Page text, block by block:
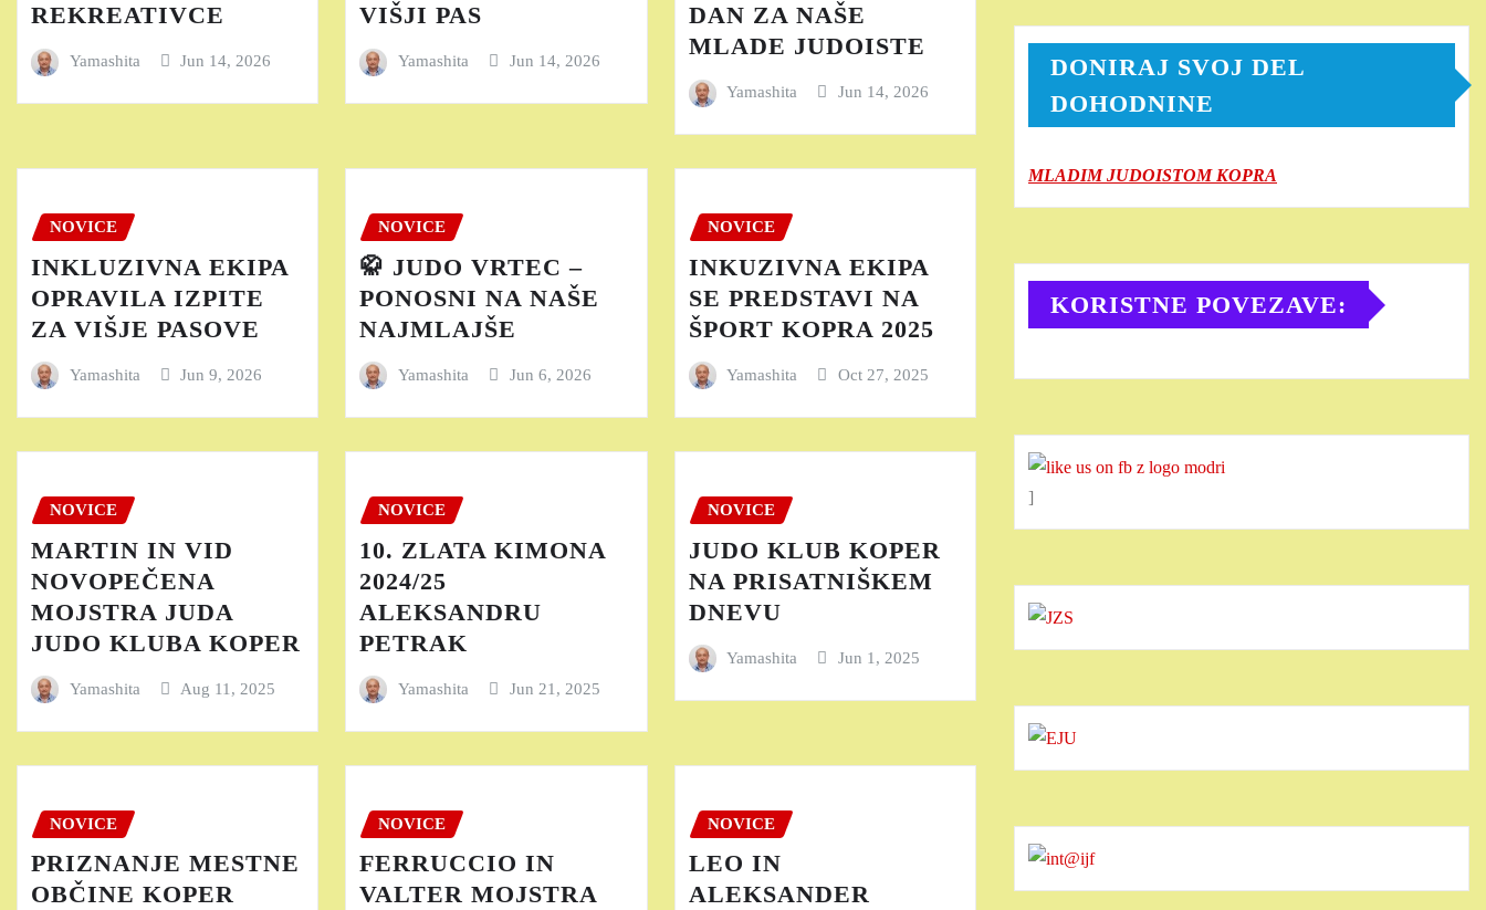
REKREATIVCE
Yamashita Jun 14, 2026
VIŠJI PAS
Yamashita Jun 14, 2026
DAN ZA NAŠE
MLADE JUDOISTE
Yamashita Jun 14, 2026
NOVICE
INKLUZIVNA EKIPA
OPRAVILA IZPITE
ZA VIŠJE PASOVE
Yamashita Jun 9, 2026
NOVICE
🥋 JUDO VRTEC –
PONOSNI NA NAŠE
NAJMLAJŠE
Yamashita Jun 6, 2026
NOVICE
INKUZIVNA EKIPA
SE PREDSTAVI NA
ŠPORT KOPRA 2025
Yamashita Oct 27, 2025
NOVICE
MARTIN IN VID
NOVOPEČENA
MOJSTRA JUDA
JUDO KLUBA KOPER
Yamashita Aug 11, 2025
NOVICE
10. ZLATA KIMONA
2024/25
ALEKSANDRU
PETRAK
Yamashita Jun 21, 2025
NOVICE
JUDO KLUB KOPER
NA PRISATNIŠKEM
DNEVU
Yamashita Jun 1, 2025
NOVICE
PRIZNANJE MESTNE
OBČINE KOPER
NOVICE
FERRUCCIO IN
VALTER MOJSTRA
NOVICE
LEO IN
ALEKSANDER
DONIRAJ SVOJ DEL
DOHODNINE
MLADIM JUDOISTOM KOPRA
KORISTNE POVEZAVE:
]